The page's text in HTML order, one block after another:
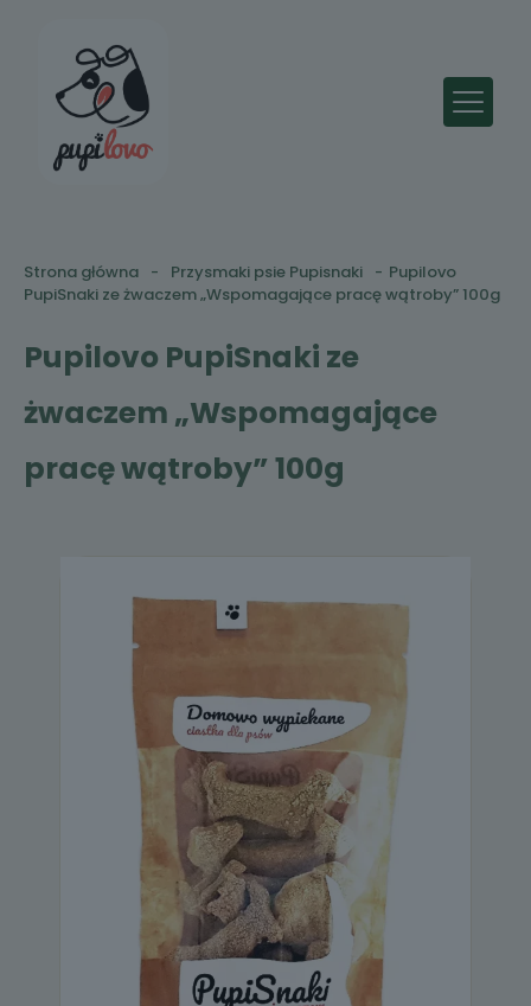
Strona główna - Przysmaki psie Pupisnaki - Pupilovo
PupiSnaki ze żwaczem „Wspomagające pracę wątroby” 100g
Pupilovo PupiSnaki ze
żwaczem „Wspomagające
pracę wątroby” 100g